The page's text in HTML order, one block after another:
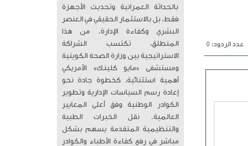
عدد الردود: 0
بالحداثة العمرانية وتحديث الأجهزة
فقط، بل بالاستثمار الحقيقي في العنصر
البشري وكفاءة الإدارة. من هذا
المنطلق، تكتسب الشراكة
الاستراتيجية بين وزارة الصحة الكويتية
ومستشفى «مايو كلينك» الأمريكي
أهمية استثنائية، كخطوة جادة نحو
إعادة رسم السياسات الإدارية وتطوير
الكوادر الوطنية وفق أعلى المعايير
العالمية. ​ نقل الخبرات الطبية
والتنظيمية المتقدمة يسهم بشكل
مباشر في رفع كفاءة الأطباء والكوادر